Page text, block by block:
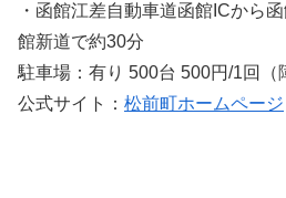
・函館江差自動車道函館ICから
館新道で約30分
駐車場：有り 500台 500円/1回（
公式サイト： 松前町ホームページ